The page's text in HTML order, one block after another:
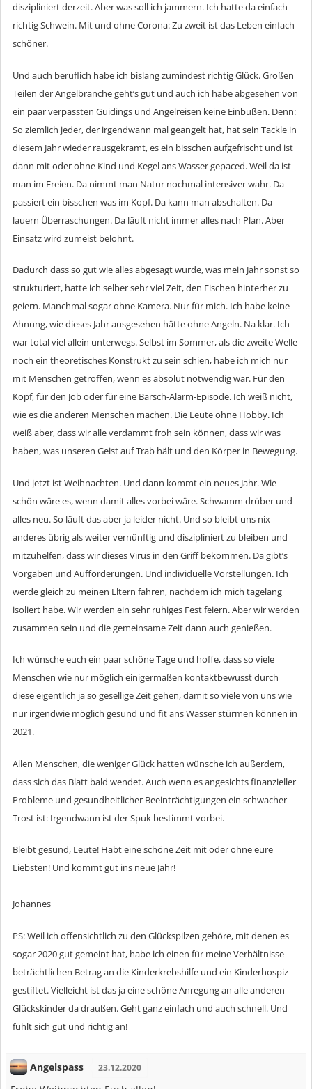
diszipliniert derzeit. Aber was soll ich jammern. Ich hatte da einfach
richtig Schwein. Mit und ohne Corona: Zu zweit ist das Leben einfach
schöner.
Und auch beruflich habe ich bislang zumindest richtig Glück. Großen
Teilen der Angelbranche geht’s gut und auch ich habe abgesehen von
ein paar verpassten Guidings und Angelreisen keine Einbußen. Denn:
So ziemlich jeder, der irgendwann mal geangelt hat, hat sein Tackle in
diesem Jahr wieder rausgekramt, es ein bisschen aufgefrischt und ist
dann mit oder ohne Kind und Kegel ans Wasser gepaced. Weil da ist
man im Freien. Da nimmt man Natur nochmal intensiver wahr. Da
passiert ein bisschen was im Kopf. Da kann man abschalten. Da
lauern Überraschungen. Da läuft nicht immer alles nach Plan. Aber
Einsatz wird zumeist belohnt.
Dadurch dass so gut wie alles abgesagt wurde, was mein Jahr sonst so
strukturiert, hatte ich selber sehr viel Zeit, den Fischen hinterher zu
geiern. Manchmal sogar ohne Kamera. Nur für mich. Ich habe keine
Ahnung, wie dieses Jahr ausgesehen hätte ohne Angeln. Na klar. Ich
war total viel allein unterwegs. Selbst im Sommer, als die zweite Welle
noch ein theoretisches Konstrukt zu sein schien, habe ich mich nur
mit Menschen getroffen, wenn es absolut notwendig war. Für den
Kopf, für den Job oder für eine Barsch-Alarm-Episode. Ich weiß nicht,
wie es die anderen Menschen machen. Die Leute ohne Hobby. Ich
weiß aber, dass wir alle verdammt froh sein können, dass wir was
haben, was unseren Geist auf Trab hält und den Körper in Bewegung.
Und jetzt ist Weihnachten. Und dann kommt ein neues Jahr. Wie
schön wäre es, wenn damit alles vorbei wäre. Schwamm drüber und
alles neu. So läuft das aber ja leider nicht. Und so bleibt uns nix
anderes übrig als weiter vernünftig und diszipliniert zu bleiben und
mitzuhelfen, dass wir dieses Virus in den Griff bekommen. Da gibt’s
Vorgaben und Aufforderungen. Und individuelle Vorstellungen. Ich
werde gleich zu meinen Eltern fahren, nachdem ich mich tagelang
isoliert habe. Wir werden ein sehr ruhiges Fest feiern. Aber wir werden
zusammen sein und die gemeinsame Zeit dann auch genießen.
Ich wünsche euch ein paar schöne Tage und hoffe, dass so viele
Menschen wie nur möglich einigermaßen kontaktbewusst durch
diese eigentlich ja so gesellige Zeit gehen, damit so viele von uns wie
nur irgendwie möglich gesund und fit ans Wasser stürmen können in
2021.
Allen Menschen, die weniger Glück hatten wünsche ich außerdem,
dass sich das Blatt bald wendet. Auch wenn es angesichts finanzieller
Probleme und gesundheitlicher Beeinträchtigungen ein schwacher
Trost ist: Irgendwann ist der Spuk bestimmt vorbei.
Bleibt gesund, Leute! Habt eine schöne Zeit mit oder ohne eure
Liebsten! Und kommt gut ins neue Jahr!
Johannes
PS: Weil ich offensichtlich zu den Glückspilzen gehöre, mit denen es
sogar 2020 gut gemeint hat, habe ich einen für meine Verhältnisse
beträchtlichen Betrag an die Kinderkrebshilfe und ein Kinderhospiz
gestiftet. Vielleicht ist das ja eine schöne Anregung an alle anderen
Glückskinder da draußen. Geht ganz einfach und auch schnell. Und
fühlt sich gut und richtig an!
Angelspass 23.12.2020